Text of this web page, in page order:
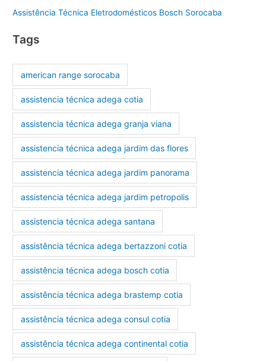
Assistência Técnica Eletrodomésticos Bosch Sorocaba
Tags
american range sorocaba
assistencia técnica adega cotia
assistencia técnica adega granja viana
assistencia técnica adega jardim das flores
assistencia técnica adega jardim panorama
assistencia técnica adega jardim petropolis
assistencia técnica adega santana
assistência técnica adega bertazzoni cotia
assistência técnica adega bosch cotia
assistência técnica adega brastemp cotia
assistência técnica adega consul cotia
assistência técnica adega continental cotia